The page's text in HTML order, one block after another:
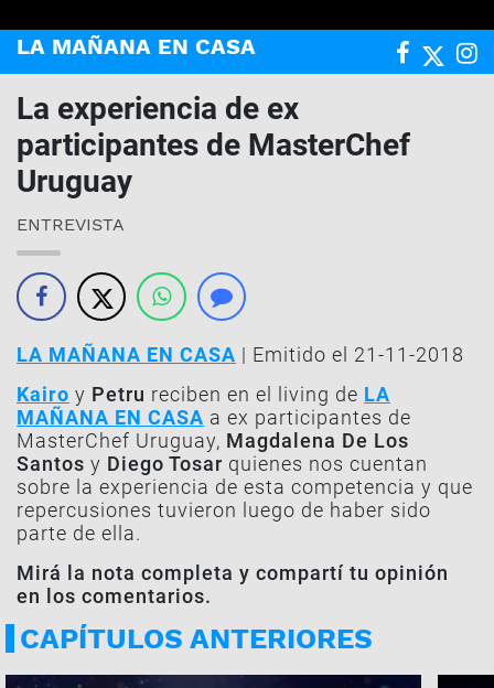
LA MAÑANA EN CASA
La experiencia de ex
participantes de MasterChef
Uruguay
ENTREVISTA
LA MAÑANA EN CASA | Emitido el 21-11-2018
Kairo y Petru reciben en el living de LA
MAÑANA EN CASA a ex participantes de
MasterChef Uruguay, Magdalena De Los
Santos y Diego Tosar quienes nos cuentan
sobre la experiencia de esta competencia y que
repercusiones tuvieron luego de haber sido
parte de ella.
Mirá la nota completa y compartí tu opinión
en los comentarios.
CAPÍTULOS ANTERIORES